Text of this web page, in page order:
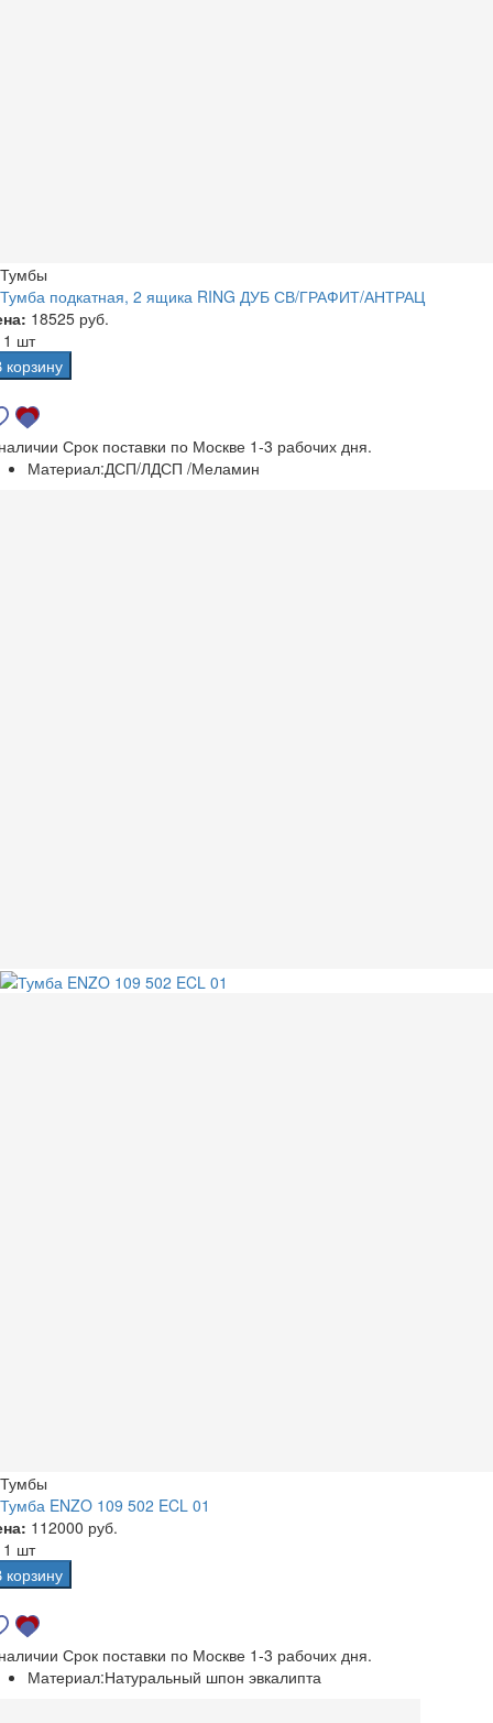
Тумбы
Тумба подкатная, 2 ящика RING ДУБ СВ/ГРАФИТ/АНТРАЦ
18525 руб.
1 шт
корзину
Срок поставки по Москве 1-3 рабочих дня.
Материал:ДСП/ЛДСП /Меламин
Тумбы
Тумба ENZO 109 502 ECL 01
112000 руб.
1 шт
корзину
Срок поставки по Москве 1-3 рабочих дня.
Материал:Натуральный шпон эвкалипта